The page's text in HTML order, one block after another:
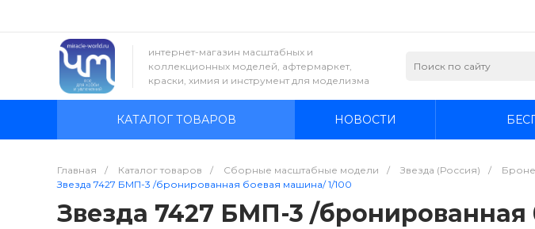
интернет-магазин масштабных и
коллекционных моделей, афтермаркет,
краски, химия и инструмент для моделизма
КАТАЛОГ ТОВАРОВ НОВОСТИ
Главная / Каталог товаров / Сборные масштабные модели / Звезда (Россия) /
Звезда 7427 БМП-3 /бронированная боевая машина/ 1/100
Звезда 7427 БМП-3 /бронированная